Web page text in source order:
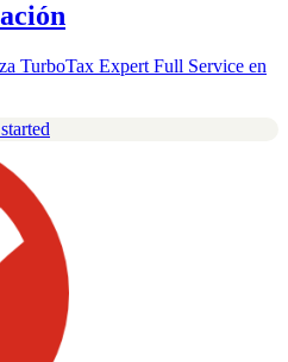
TurboTax Expert Full Service en